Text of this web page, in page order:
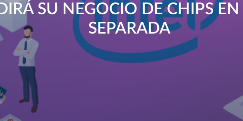
SU NEGOCIO DE CHIPS
SEPARADA